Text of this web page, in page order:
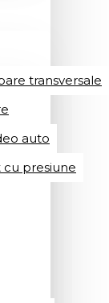
transversale
auto
cu presiune